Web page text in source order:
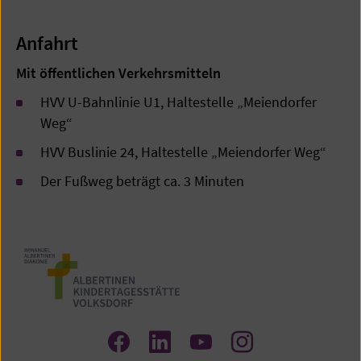
Anfahrt
Mit öffentlichen Verkehrsmitteln
HVV U-Bahnlinie U1, Haltestelle „Meiendorfer
Weg“
HVV Buslinie 24, Haltestelle „Meiendorfer Weg“
Der Fußweg beträgt ca. 3 Minuten
Zum
Zum Zum Zum